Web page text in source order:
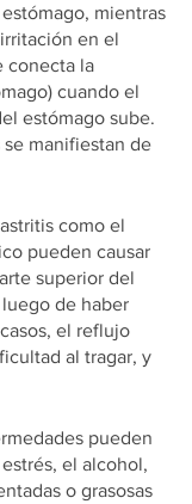
mientras
en el
conecta la
cuando el
estómago sube.
se manifiestan de
como el
pueden causar
superior del
de haber
el reflujo
al tragar, y
pueden
el alcohol,
o grasosas